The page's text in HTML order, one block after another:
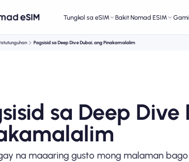
Tungkol sa eSIM Bakit Nomad ESIM
Pagsisid sa Deep Dive Dubai, ang Pinakamalalim
sa Deep
na maaaring gusto mong malaman bago